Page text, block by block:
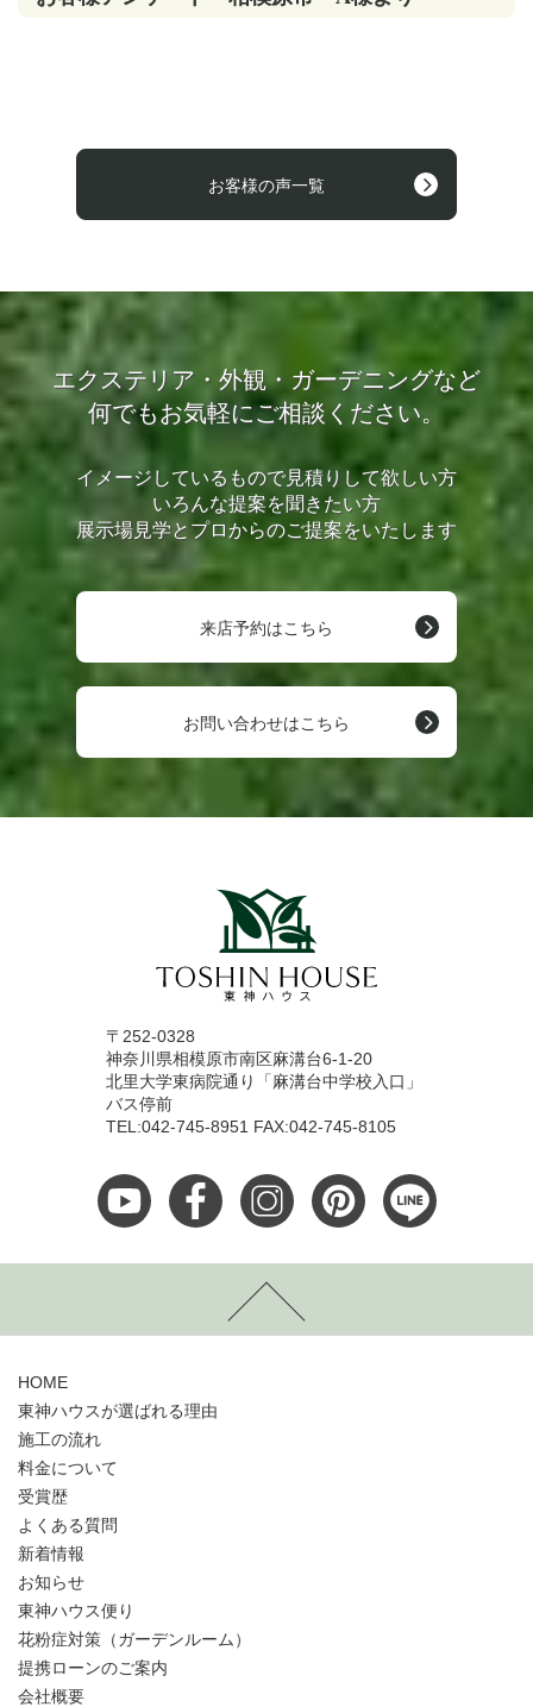
お客様の声一覧
エクステリア・外観・ガーデニングなど
何でもお気軽にご相談ください。
イメージしているもので見積りして欲しい方
いろんな提案を聞きたい方
展示場見学とプロからのご提案をいたします
来店予約はこちら
お問い合わせはこちら
〒252-0328
神奈川県相模原市南区麻溝台6-1-20
北里大学東病院通り「麻溝台中学校入口」
バス停前
TEL:042-745-8951 FAX:042-745-8105
HOME
東神ハウスが選ばれる理由
施工の流れ
料金について
受賞歴
よくある質問
新着情報
お知らせ
東神ハウス便り
花粉症対策（ガーデンルーム）
提携ローンのご案内
会社概要